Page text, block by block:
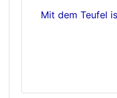
Mit dem Teufel